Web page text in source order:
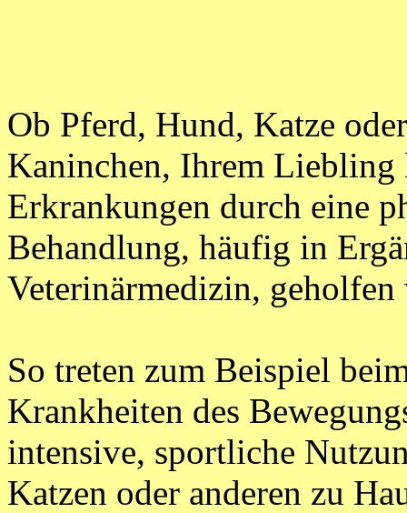
Ob Pferd, Hund, Katze
Kaninchen, Ihrem Liebling
Erkrankungen durch eine
Behandlung, häufig in
Veterinärmedizin, geholfen
So treten zum Beispiel
Krankheiten des
intensive, sportliche
Katzen oder anderen zu